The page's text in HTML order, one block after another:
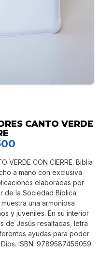
CANTO VERDE
VERDE CON CIERRE. Biblia
a mano con exclusiva
elaboradas por
de la Sociedad Bíblica
una armoniosa
y juveniles. En su interior
de Jesús resaltadas, letra
ayudas para poder
ISBN: 9789587456059